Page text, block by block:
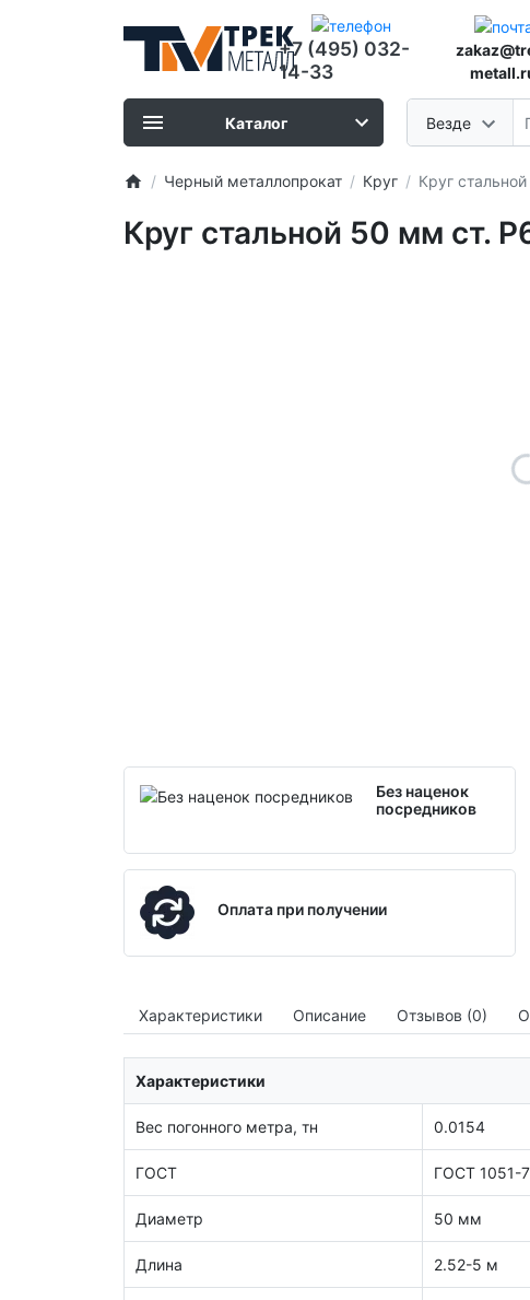
+7 (495) 032-
14-33
Везде
Каталог
Черный металлопрокат Круг Круг
Круг стальной 50 мм ст.
Без наценок
посредников
Оплата при получении
Характеристики Описание Отзывов (0)
Характеристики
Вес погонного метра, тн 0.0154
ГОСТ ГОСТ 1051-
Диаметр 50 мм
Длина 2.52-5 м